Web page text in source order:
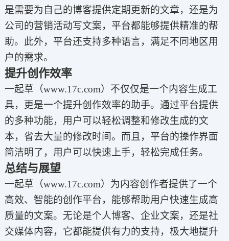
是需要为自己的博客提供定期更新的文章，还是为
公司的营销活动写文案，平台都能够提供精准的帮
助。此外，平台还支持多种语言，满足不同地区用
户的需求。
提升创作效率
一起草（www.17c.com）不仅仅是一个内容生成工
具，更是一个提升创作效率的助手。通过平台提供
的多种功能，用户可以轻松调整和修改生成的文
本，省去大量的修改时间。而且，平台的操作界面
简洁明了，用户可以快速上手，轻松完成任务。
总结与展望
一起草（www.17c.com）为内容创作者提供了一个
高效、智能的创作平台，能够帮助用户快速生成高
质量的文案。无论是个人博客、企业文案，还是社
交媒体内容，它都能提供有力的支持，极大地提升